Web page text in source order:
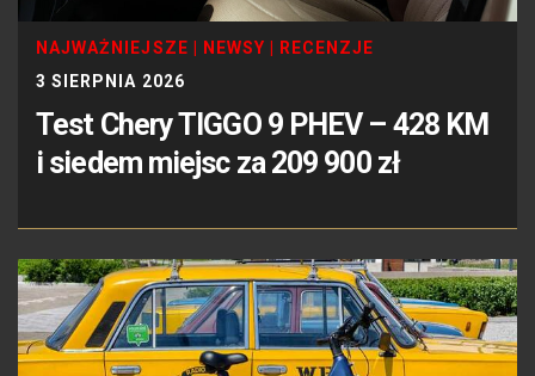
NAJWAŻNIEJSZE NEWSY
RECENZJE
3 SIERPNIA 2026
Test Chery TIGGO 9 PHEV – 428 KM
i siedem miejsc za 209 900 zł